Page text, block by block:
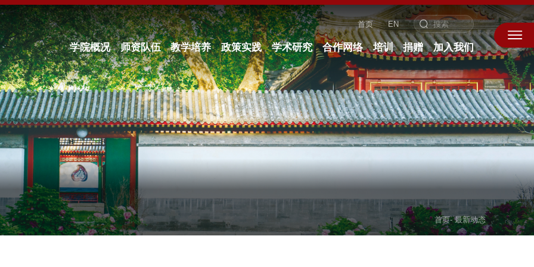
首页 EN
学院概况 师资队伍 教学培养 政策实践 学术研究 合作网络 培训 捐赠 加入我们
首页- 最新动态